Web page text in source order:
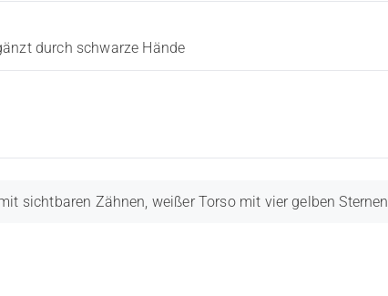
durch schwarze Hände
sichtbaren Zähnen, weißer Torso mit vier gelben Sternen